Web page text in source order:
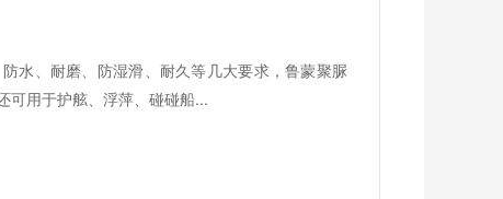
水、耐磨、防湿滑、耐久等几大要求，鲁蒙聚脲
可用于护舷、浮萍、碰碰船...